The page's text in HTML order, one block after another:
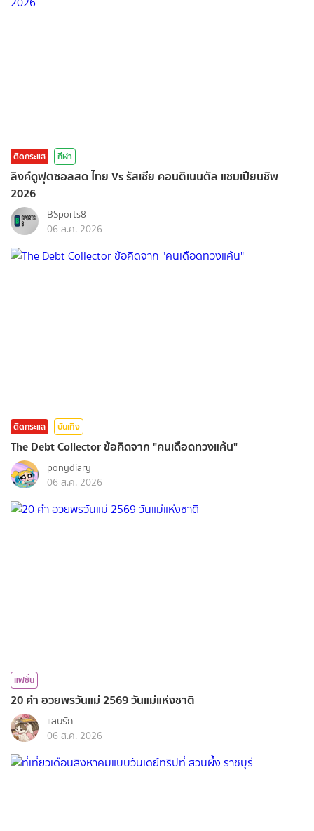
ติดกระแส กีฬา
ลิงค์ดูฟุตซอลสด ไทย Vs รัสเซีย คอนติเนนตัล แชมเปียนชิพ
2026
BSports8
06 ส.ค. 2026
ติดกระแส บันเทิง
The Debt Collector ข้อคิดจาก "คนเดือดทวงแค้น"
ponydiary
06 ส.ค. 2026
แฟชั่น
20 คำ อวยพรวันแม่ 2569 วันแม่แห่งชาติ
แสนรัก
06 ส.ค. 2026